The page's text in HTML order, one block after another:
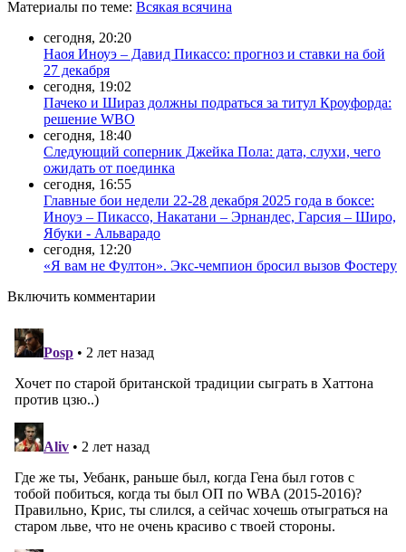
Материалы по теме: Всякая всячина
сегодня, 20:20
Наоя Иноуэ – Давид Пикассо: прогноз и ставки на бой
27 декабря
сегодня, 19:02
Пачеко и Шираз должны подраться за титул Кроуфорда:
решение WBO
сегодня, 18:40
Следующий соперник Джейка Пола: дата, слухи, чего
ожидать от поединка
сегодня, 16:55
Главные бои недели 22-28 декабря 2025 года в боксе:
Иноуэ – Пикассо, Накатани – Эрнандес, Гарсия – Широ,
Ябуки - Альварадо
сегодня, 12:20
«Я вам не Фултон». Экс-чемпион бросил вызов Фостеру
Включить комментарии